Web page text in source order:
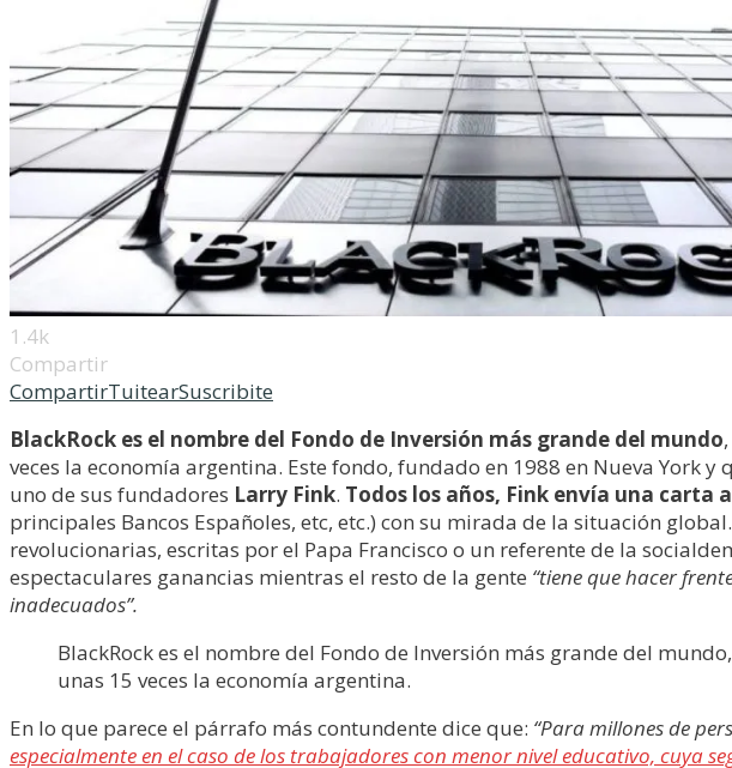
1.4k
Compartir
CompartirTuitearSuscribite
BlackRock es el nombre del Fondo de Inversión más grande del mundo
veces la economía argentina. Este fondo, fundado en 1988 en Nueva York
uno de sus fundadores Larry Fink. Todos los años, Fink envía una carta
principales Bancos Españoles, etc, etc.) con su mirada de la situación
revolucionarias, escritas por el Papa Francisco o un referente de la
espectaculares ganancias mientras el resto de la gente “tiene que hacer
inadecuados”.
BlackRock es el nombre del Fondo de Inversión más grande del
unas 15 veces la economía argentina.
En lo que parece el párrafo más contundente dice que: “Para millones de
especialmente en el caso de los trabajadores con menor nivel educativo, cuya